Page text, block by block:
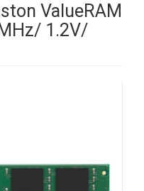
ValueRAM
1.2V/